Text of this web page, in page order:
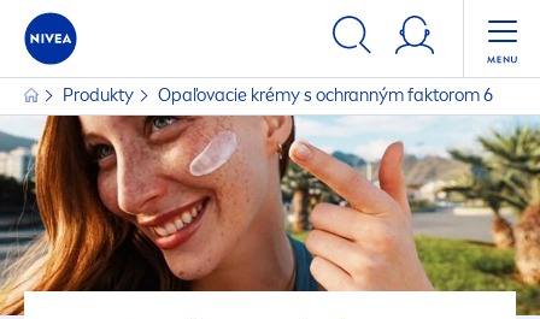
Produkty Opaľovacie krémy s ochranným faktorom 6